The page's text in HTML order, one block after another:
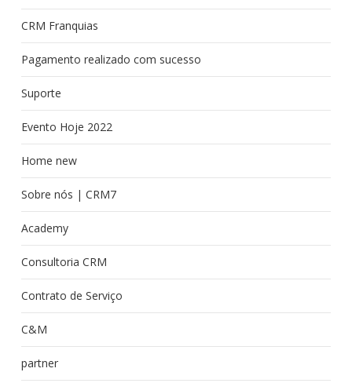
CRM Franquias
Pagamento realizado com sucesso
Suporte
Evento Hoje 2022
Home new
Sobre nós | CRM7
Academy
Consultoria CRM
Contrato de Serviço
C&M
partner